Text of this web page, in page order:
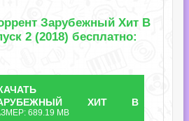
Зарубежный Хит В
2 (2018) бесплатно:
ТОРРЕНТ
ХИТ В
ВЫПУСК
689.19 MB